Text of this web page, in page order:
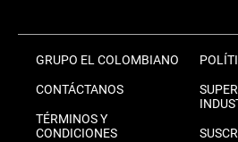
GRUPO EL COLOMBIANO
CONTÁCTANOS
TÉRMINOS Y
CONDICIONES